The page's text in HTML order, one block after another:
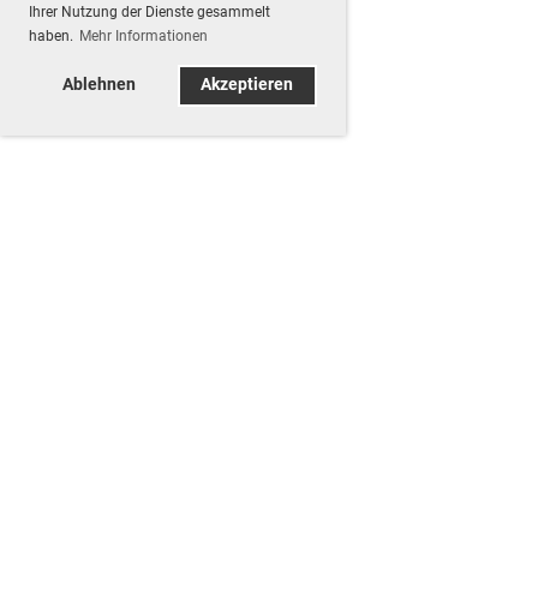
Ihrer Nutzung der Dienste gesammelt
haben. Mehr Informationen
Ablehnen Akzeptieren